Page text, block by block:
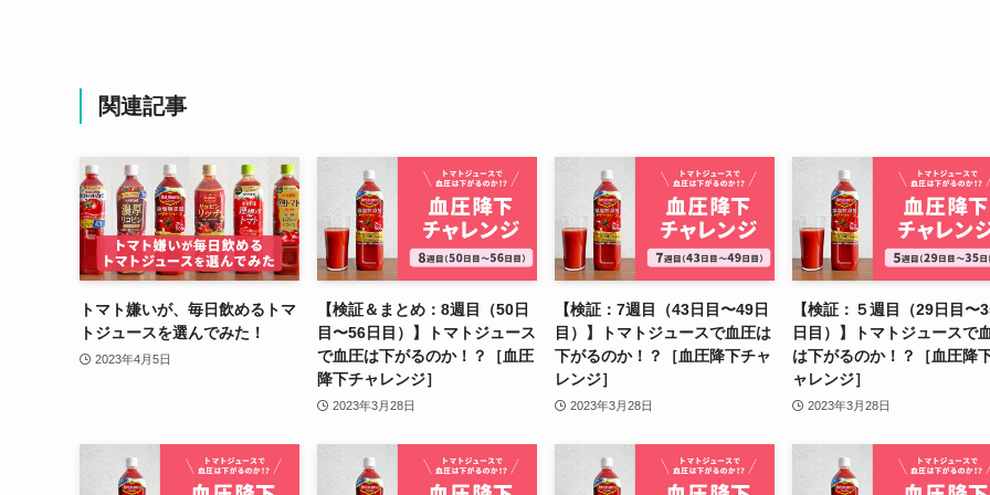
関連記事
トマト嫌いが、毎日飲めるトマ
トジュースを選んでみた！
2023年4月5日
【検証＆まとめ：8週目（50日
目〜56日目）】トマトジュース
で血圧は下がるのか！？［血圧
降下チャレンジ］
2023年3月28日
【検証：7週目（43日目〜49日
目）】トマトジュースで血圧は
下がるのか！？［血圧降下チャ
レンジ］
2023年3月28日
【検証：５週目（29日目〜
日目）】トマトジュースで
は下がるのか！？［血圧降
ャレンジ］
2023年3月28日